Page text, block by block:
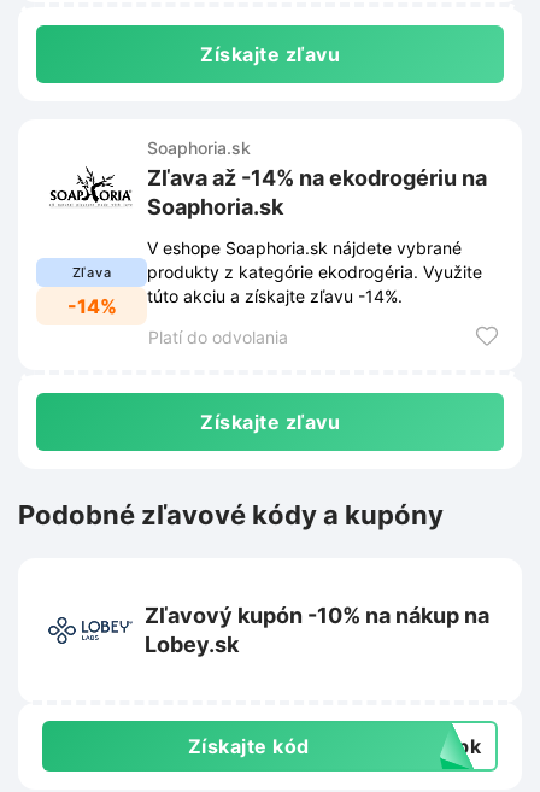
Získajte zľavu
Zľava
-14%
Soaphoria.sk
Zľava až -14% na ekodrogériu na
Soaphoria.sk
V eshope Soaphoria.sk nájdete vybrané
produkty z kategórie ekodrogéria. Využite
túto akciu a získajte zľavu -14%.
Platí do odvolania
Získajte zľavu
Podobné zľavové kódy a kupóny
Zľavový kupón -10% na nákup na
Lobey.sk
Získajte kód topk